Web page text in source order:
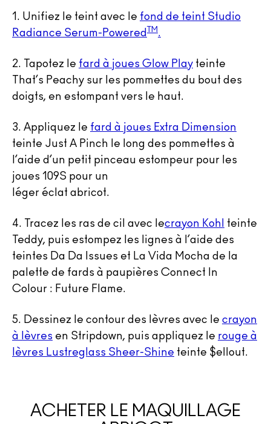
1. Unifiez le teint avec le fond de teint Studio
Radiance Serum-Powered
TM .
2. Tapotez le fard à joues Glow Play teinte
That’s Peachy sur les pommettes du bout des
doigts, en estompant vers le haut.
3. Appliquez le fard à joues Extra Dimension
teinte Just A Pinch le long des pommettes à
l’aide d’un petit pinceau estompeur pour les
joues 109S pour un
léger éclat abricot.
4. Tracez les ras de cil avec lecrayon Kohl
teinte
Teddy, puis estompez les lignes à l’aide des
teintes Da Da Issues et La Vida Mocha de la
palette de fards à paupières Connect In
Colour : Future Flame.
5. Dessinez le contour des lèvres avec le crayon
à lèvres en Stripdown, puis appliquez le rouge à
lèvres Lustreglass Sheer-Shine teinte $ellout.
ACHETER LE MAQUILLAGE